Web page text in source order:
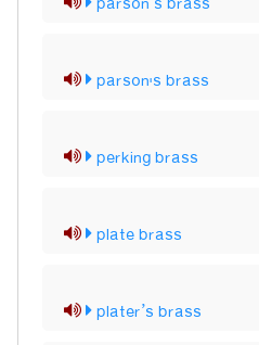
parson's brass
perking brass
plate brass
plater’s brass